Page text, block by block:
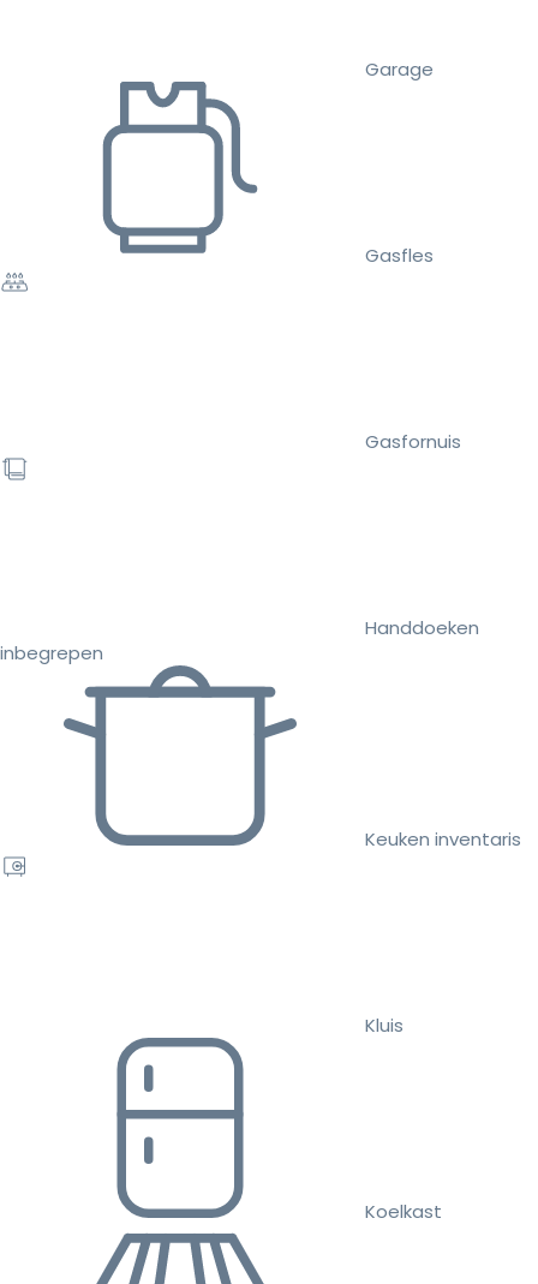
Garage
Gasfles
Gasfornuis
Handdoeken
inbegrepen
Keuken inventaris
Kluis
Koelkast